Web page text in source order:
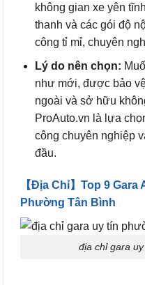
không gian xe yên
thanh và các gói độ
công tỉ mỉ, chuyên
Lý do nên chọn:
như mới, được bảo
ngoài và sở hữu
ProAuto.vn là lựa
công chuyên nghiệp
đầu.
【Địa Chỉ】Top 9
Phường Tân Bình
địa chỉ gara